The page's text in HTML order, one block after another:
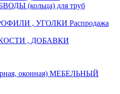
(кольца) для труб
, УГОЛКИ Распродажа
, ДОБАВКИ
оконная) МЕБЕЛЬНЫЙ